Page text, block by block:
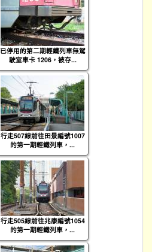
已停用的第二期輕鐵列車無駕
駛室車卡 1206，被存...
行走507線前往田景編號1007
的第一期輕鐵列車，...
行走505線前往兆康編號1054
的第一期輕鐵列車，...